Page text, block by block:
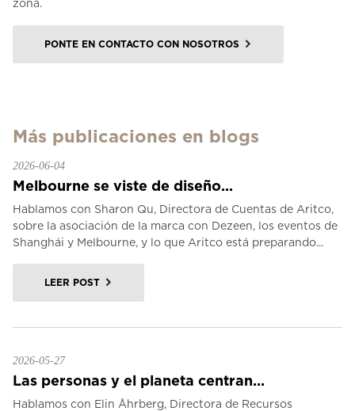
zona.
PONTE EN CONTACTO CON NOSOTROS
Más publicaciones en blogs
2026-06-04
Melbourne se viste de diseño...
Hablamos con Sharon Qu, Directora de Cuentas de Aritco,
sobre la asociación de la marca con Dezeen, los eventos de
Shanghái y Melbourne, y lo que Aritco está preparando...
LEER POST
2026-05-27
Las personas y el planeta centran...
Hablamos con Elin Åhrberg, Directora de Recursos